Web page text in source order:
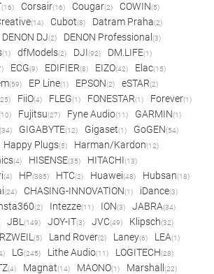
(16) Corsair(16) Cougar(2) COWIN(5)
(14) Cubot(8) Datram Praha(2)
DENON DJ(2) DENON Professional (3)
(1) dfModels(2) DJI(92) DM.LIFE(1)
ECG(9) EDIFIER(8) EIZO(42) Elac(15)
(59) EP Line(1) EPSON(2) eSTAR(2)
FiiO(4) FLEG(1) FONESTAR(1) Forever(1)
Fujitsu(27) Fyne Audio(11) GARMIN(1)
(34) GIGABYTE(12) Gigaset(1) GoGEN(54)
Happy Plugs(5) Harman/Kardon(12)
(4) HISENSE(35) HITACHI(13)
(4) HP(385) HTC(2) Huawei(48) Hubsan(18)
(24) CHASING-INNOVATION(1) iDance(3)
(2) Intezze(11) ION(3) JABRA(34)
JBL (149) JOY-IT(3) JVC(49) Klipsch(32)
(5) Land Rover(2) Laney(6) LEA(1)
LG(245) Lithe Audio(11) LOGITECH(28)
(4) Magnat(14) MAONO(1) Marshall (22)